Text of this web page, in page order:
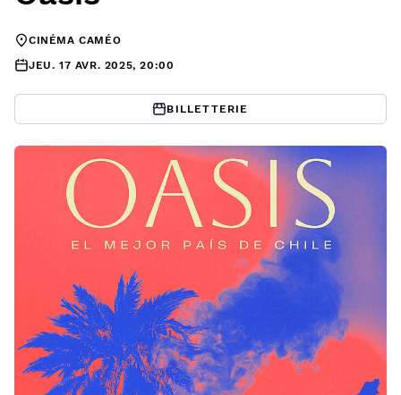
CINÉMA CAMÉO
JEU. 17 AVR. 2025, 20:00
BILLETTERIE